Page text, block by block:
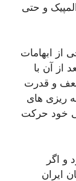
و حتی
از ابهامات
از آن با
و قدرت
ریزی های
خود حرکت
و اگر
ایران